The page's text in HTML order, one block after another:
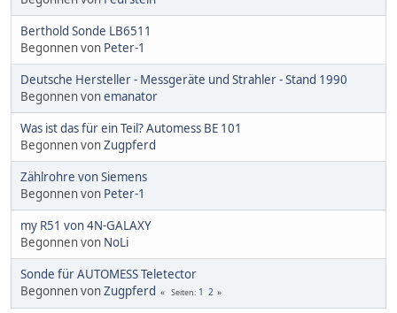
Berthold Sonde LB6511
Begonnen von Peter-1
Deutsche Hersteller - Messgeräte und Strahler - Stand 1990
Begonnen vonemanator
Was ist das für ein Teil? Automess BE 101
Begonnen vonZugpferd
Zählrohre von Siemens
Begonnen von Peter-1
my R51 von 4N-GALAXY
Begonnen von NoLi
Sonde für AUTOMESS Teletector
Begonnen vonZugpferd Seiten 1 2